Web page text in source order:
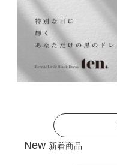
New 新着商品